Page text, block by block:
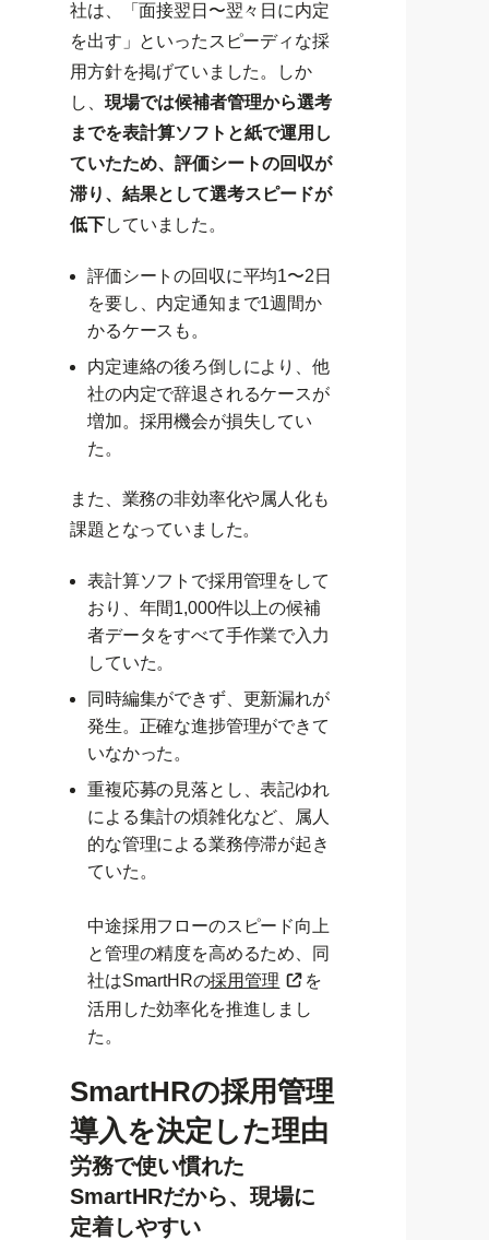
社は、「面接翌日〜翌々日に内定
を出す」といったスピーディな採
用方針を掲げていました。しか
し、 現場では候補者管理から選考
までを表計算ソフトと紙で運用し
ていたため、評価シートの回収が
滞り、結果として選考スピードが
低下 していました。
評価シートの回収に平均1〜2日
を要し、内定通知まで1週間か
かるケースも。
内定連絡の後ろ倒しにより、他
社の内定で辞退されるケースが
増加。採用機会が損失してい
た。
また、業務の非効率化や属人化も
課題となっていました。
表計算ソフトで採用管理をして
おり、年間1,000件以上の候補
者データをすべて手作業で入力
していた。
同時編集ができず、更新漏れが
発生。正確な進捗管理ができて
いなかった。
重複応募の見落とし、表記ゆれ
による集計の煩雑化など、属人
的な管理による業務停滞が起き
ていた。
中途採用フローのスピード向上
と管理の精度を高めるため、同
社はSmartHRの採用管理
を
活用した効率化を推進しまし
た。
SmartHRの採用管理
導入を決定した理由
労務で使い慣れた
SmartHRだから、現場に
定着しやすい